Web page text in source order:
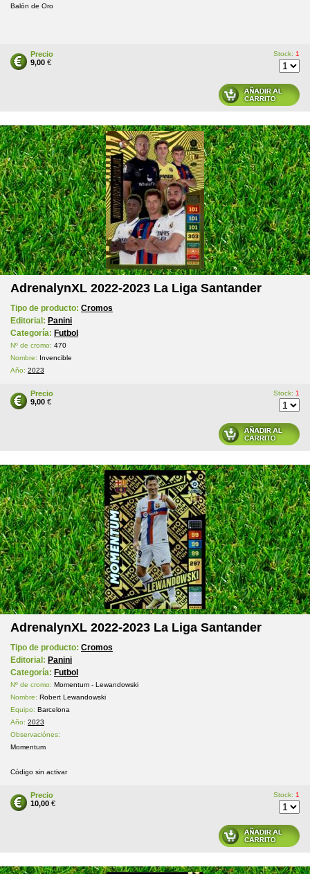
Balón de Oro
Precio
9,00 €
Stock: 1
AdrenalynXL 2022-2023 La Liga Santander
Tipo de producto: Cromos
Editorial: Panini
Categoría: Futbol
Nº de cromo: 470
Nombre: Invencible
Año: 2023
Precio
9,00 €
Stock: 1
AdrenalynXL 2022-2023 La Liga Santander
Tipo de producto: Cromos
Editorial: Panini
Categoría: Futbol
Nº de cromo: Momentum - Lewandowski
Nombre: Robert Lewandowski
Equipo: Barcelona
Año: 2023
Observaciónes:
Momentum
Código sin activar
Precio
10,00 €
Stock: 1